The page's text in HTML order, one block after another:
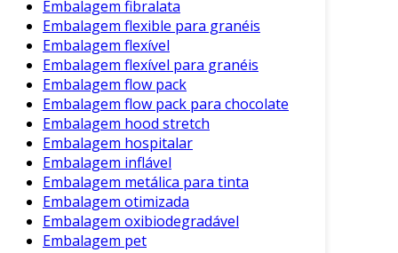
As embalagens de papel biodegradável são
amplamente utilizadas em diferentes setores.
Por exemplo, no setor alimentício, elas são
ideais para embalar produtos como
sanduíches, saladas e doces. Além disso, se
tornam uma escolha popular em lojas de
produtos naturais e em eventos que priorizam
a sustentabilidade.
Outro exemplo é no comércio de vestuário,
onde as embalagens de papel reciclável são
utilizadas para proteger e apresentar produtos
Embalagem fibralata
Embalagem flexible para granéis
Embalagem flexível
Embalagem flexível para granéis
Embalagem flow pack
Embalagem flow pack para chocolate
Embalagem hood stretch
Embalagem hospitalar
Embalagem inflável
Embalagem metálica para tinta
Embalagem otimizada
Embalagem oxibiodegradável
Embalagem pet